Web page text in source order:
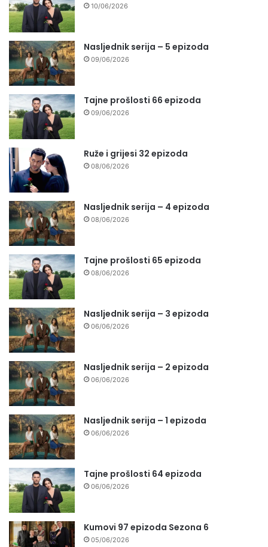
10/06/2026
Nasljednik serija – 5 epizoda
09/06/2026
Tajne prošlosti 66 epizoda
09/06/2026
Ruže i grijesi 32 epizoda
08/06/2026
Nasljednik serija – 4 epizoda
08/06/2026
Tajne prošlosti 65 epizoda
08/06/2026
Nasljednik serija – 3 epizoda
06/06/2026
Nasljednik serija – 2 epizoda
06/06/2026
Nasljednik serija – 1 epizoda
06/06/2026
Tajne prošlosti 64 epizoda
06/06/2026
Kumovi 97 epizoda Sezona 6
05/06/2026